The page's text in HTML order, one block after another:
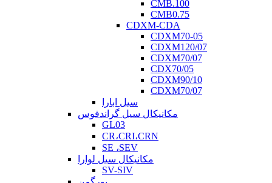
CMB.100
CMB0.75
CDXM-CDA
CDXM70-05
CDXM120/07
CDXM70/07
CDX70/05
CDXM90/10
CDXM70/07
سیل ابارا
مکانیکال سیل گراندفوس
GL03
CR،CRI،CRN
SE ،SEV
مکانیکال سیل لوارا
SV-SIV